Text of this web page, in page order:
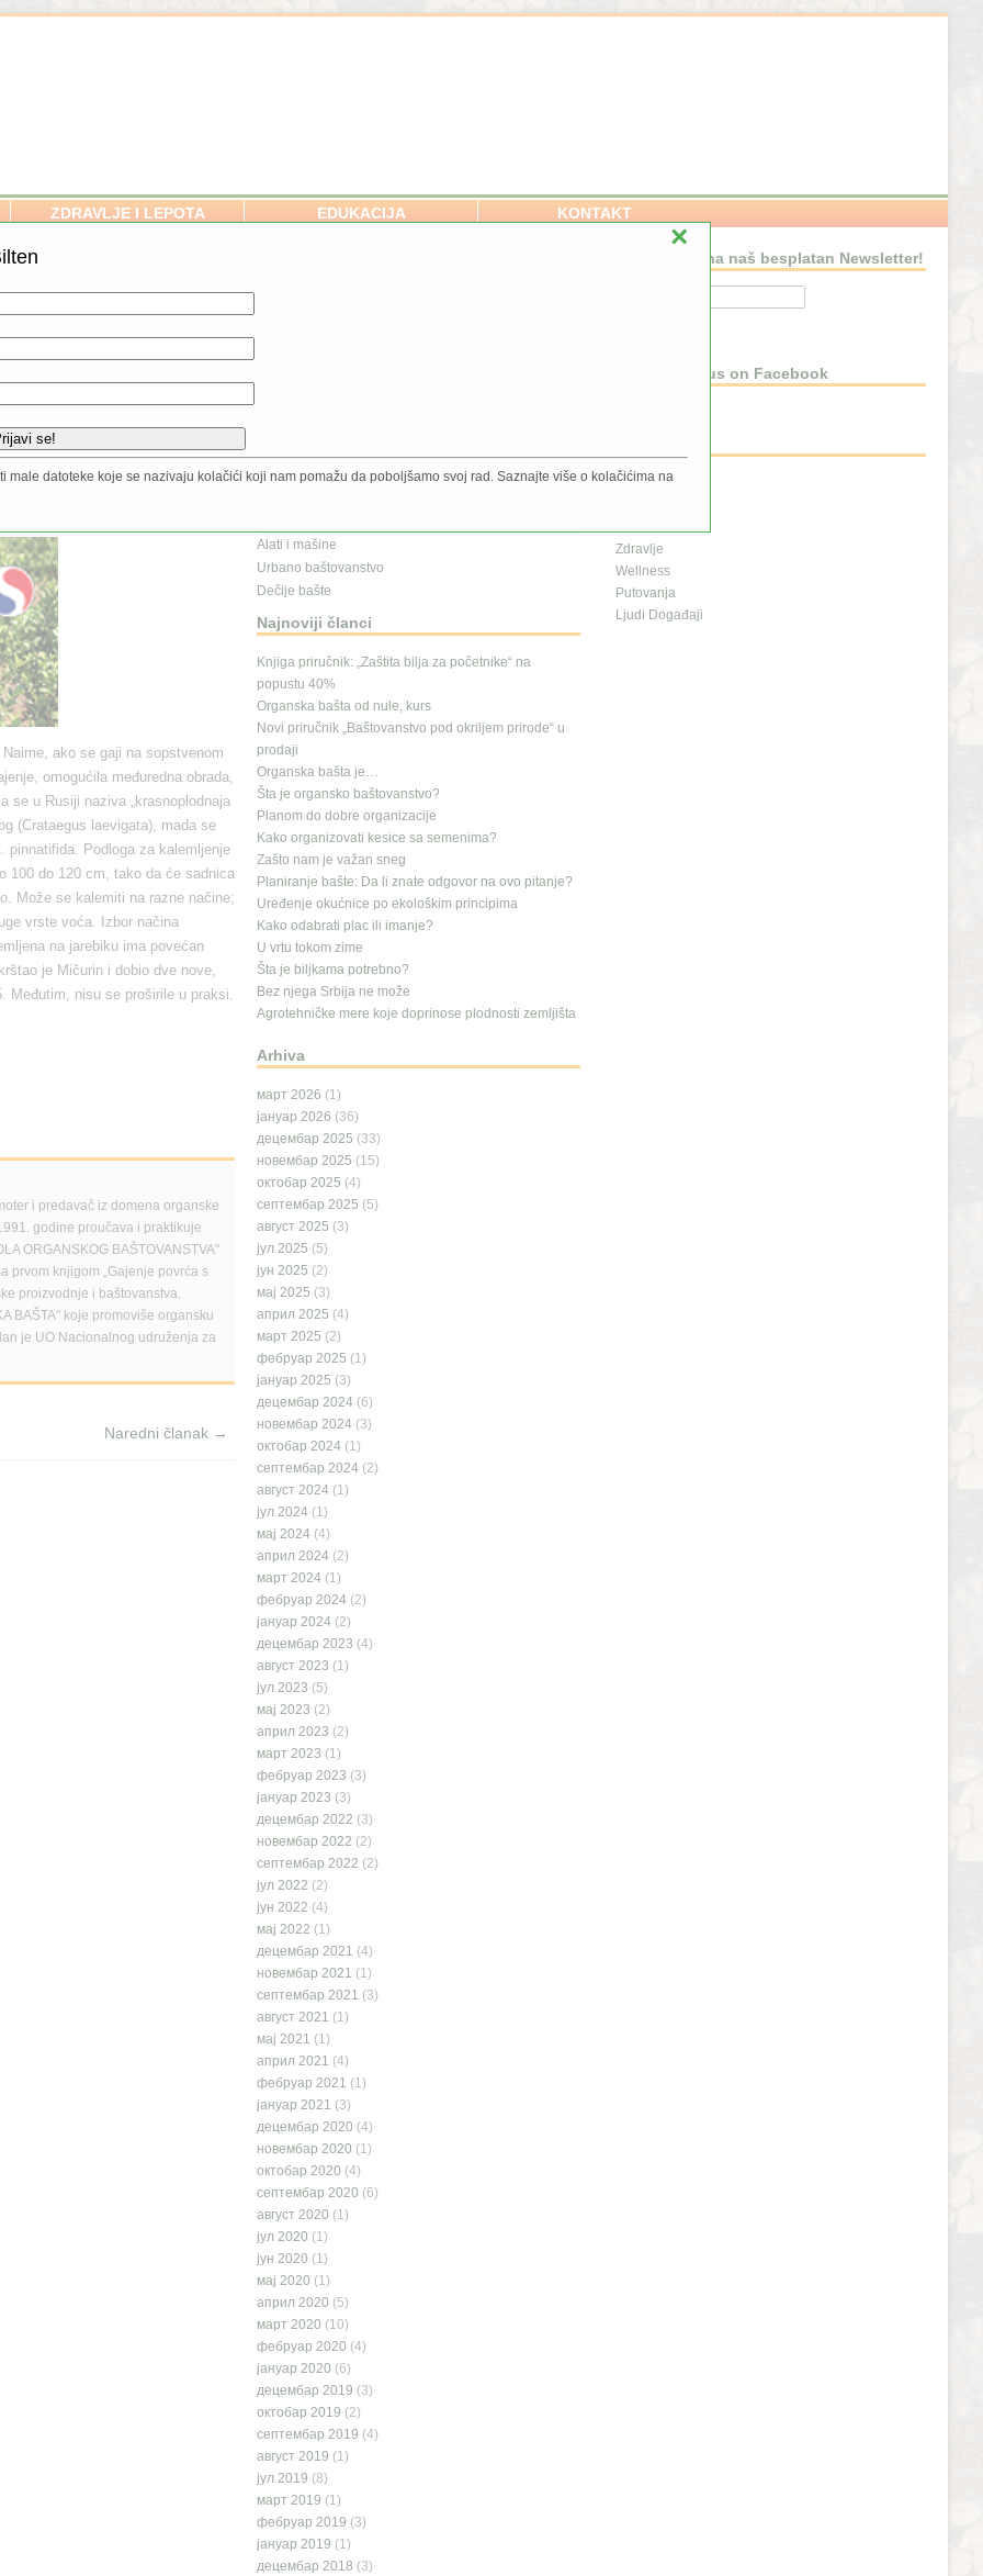
ZDRAVLJE I LEPOTA EDUKACIJA KONTAKT
A. arbutifolia(L.) Pers. i
jabuka, vidi se da su botaničari
značaj sa stanovišta čoveka.
ako se gaji na sopstvenom
omogućila međuredna obrada,
se u Rusiji naziva „krasnoplodnaja
(Crataegus laevigata), mada se
pinnatifida. Podloga za kalemljenje
100 do 120 cm, tako da će sadnica
Može se kalemiti na razne načine;
vrste voća. Izbor načina
na jarebiku ima povećan
je Mičurin i dobio dve nove,
Međutim, nisu se proširile u praksi.
i predavač iz domena organske
godine proučava i praktikuje
ORGANSKOG BAŠTOVANSTVA"
prvom knjigom „Gajenje povrća s
proizvodnje i baštovanstva.
BAŠTA" koje promoviše organsku
je UO Nacionalnog udruženja za
Naredni članak →
Zaštita biljaka
Alati i mašine
Urbano baštovanstvo
Dečije bašte
Najnoviji članci
Knjiga priručnik: „Zaštita bilja za početnike“ na
popustu 40%
Organska bašta od nule, kurs
Novi priručnik „Baštovanstvo pod okriljem prirode“ u
prodaji
Organska bašta je…
Šta je organsko baštovanstvo?
Planom do dobre organizacije
Kako organizovati kesice sa semenima?
Zašto nam je važan sneg
Planiranje bašte: Da li znate odgovor na ovo pitanje?
Uređenje okućnice po ekološkim principima
Kako odabrati plac ili imanje?
U vrtu tokom zime
Šta je biljkama potrebno?
Bez njega Srbija ne može
Agrotehničke mere koje doprinose plodnosti zemljišta
Arhiva
март 2026 (1)
јануар 2026 (36)
децембар 2025 (33)
новембар 2025 (15)
октобар 2025 (4)
септембар 2025 (5)
август 2025 (3)
јул 2025 (5)
јун 2025 (2)
мај 2025 (3)
април 2025 (4)
март 2025 (2)
фебруар 2025 (1)
јануар 2025 (3)
децембар 2024(6)
новембар 2024(3)
октобар 2024(1)
септембар 2024(2)
август 2024(1)
јул 2024(1)
мај 2024(4)
април 2024(2)
март 2024(1)
фебруар 2024(2)
јануар 2024(2)
децембар 2023 (4)
август 2023 (1)
јул 2023 (5)
мај 2023 (2)
април 2023 (2)
март 2023 (1)
фебруар 2023 (3)
јануар 2023 (3)
децембар 2022 (3)
новембар 2022 (2)
септембар 2022 (2)
јул 2022 (2)
јун 2022 (4)
мај 2022 (1)
децембар 2021 (4)
новембар 2021 (1)
септембар 2021 (3)
август 2021 (1)
мај 2021 (1)
април 2021 (4)
фебруар 2021 (1)
јануар 2021 (3)
децембар 2020 (4)
новембар 2020 (1)
октобар 2020 (4)
септембар 2020 (6)
август 2020 (1)
јул 2020 (1)
јун 2020 (1)
мај 2020 (1)
април 2020 (5)
март 2020 (10)
фебруар 2020 (4)
јануар 2020 (6)
децембар 2019 (3)
октобар 2019 (2)
септембар 2019 (4)
август 2019 (1)
јул 2019 (8)
март 2019 (1)
фебруар 2019 (3)
јануар 2019 (1)
децембар 2018 (3)
Pretplatite se na naš besplatan Newsletter!
Connect with us on Facebook
Blog
Zdravlje
Wellness
Putovanja
Ljudi Događaji
×
male datoteke koje se nazivaju kolačići koji nam pomažu da poboljšamo svoj rad. Saznajte više o kolačićima na